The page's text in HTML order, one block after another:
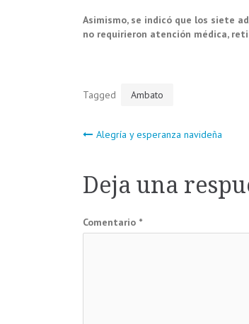
Asimismo, se indicó que los siete
no requirieron atención médica,
Tagged Ambato
Navegación
de
entradas
Alegría y esperanza navideña
Deja una
Comentario *